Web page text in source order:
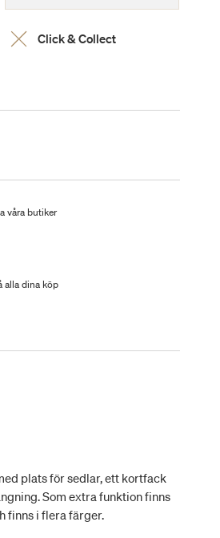
Click & Collect
våra butiker
alla dina köp
plats för sedlar, ett kortfack
Som extra funktion finns
finns i flera färger.